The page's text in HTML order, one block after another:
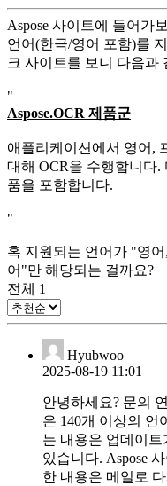
Aspose 사이트에 들어가
언어(한극/영어 포함)를
크 사이트를 보니 다음과
"
Aspose.OCR 제품군
애플리케이션에서 영어,
대해 OCR을 수행합니다.
품을 포함합니다.
"
혹 지원되는 언어가 "영
어"만 해당되는 걸까요?
전체 1
Hyubwoo
2025-08-19 11:01
안녕하세요? 문의
은 140개 이상의 언
는 내용은 업데이트
있습니다. Aspose
한 내용은 메일로